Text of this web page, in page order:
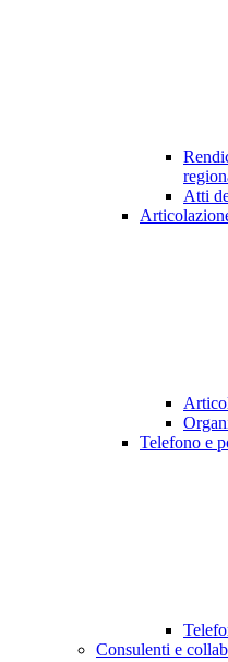
Atti
Telefono e
Consulenti e